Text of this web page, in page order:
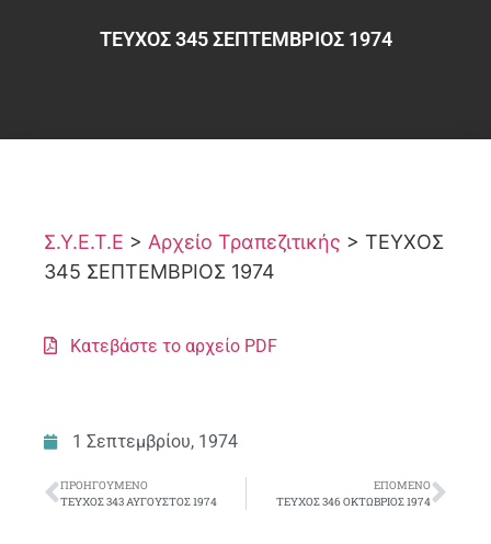
ΤΕΥΧΟΣ 345 ΣΕΠΤΕΜΒΡΙΟΣ 1974
Σ.Υ.Ε.Τ.Ε > Αρχείο Τραπεζιτικής > ΤΕΥΧΟΣ
345 ΣΕΠΤΕΜΒΡΙΟΣ 1974
Κατεβάστε το αρχείο PDF
1 Σεπτεμβρίου, 1974
ΠΡΟΗΓΟΎΜΕΝΟ
ΤΕΥΧΟΣ 343 ΑΥΓΟΥΣΤΟΣ 1974
ΕΠΌΜΕΝΟ
ΤΕΥΧΟΣ 346 ΟΚΤΩΒΡΙΟΣ 1974